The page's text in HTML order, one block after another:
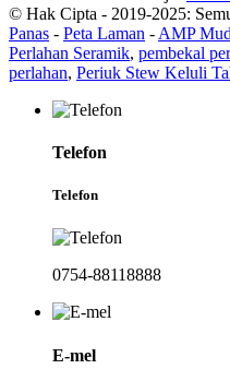
© Hak Cipta - 2019-2025:
Panas - Peta Laman - AMP
Perlahan Seramik, pembekal
perlahan, Periuk Stew Keluli
Telefon
Telefon
0754-88118888
E-mel